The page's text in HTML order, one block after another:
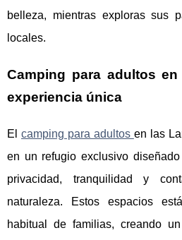
belleza, mientras exploras sus
locales.
Camping para adultos
experiencia única
El camping para adultos en las
en un refugio exclusivo
privacidad, tranquilidad y
naturaleza. Estos espacios
habitual de familias, creando